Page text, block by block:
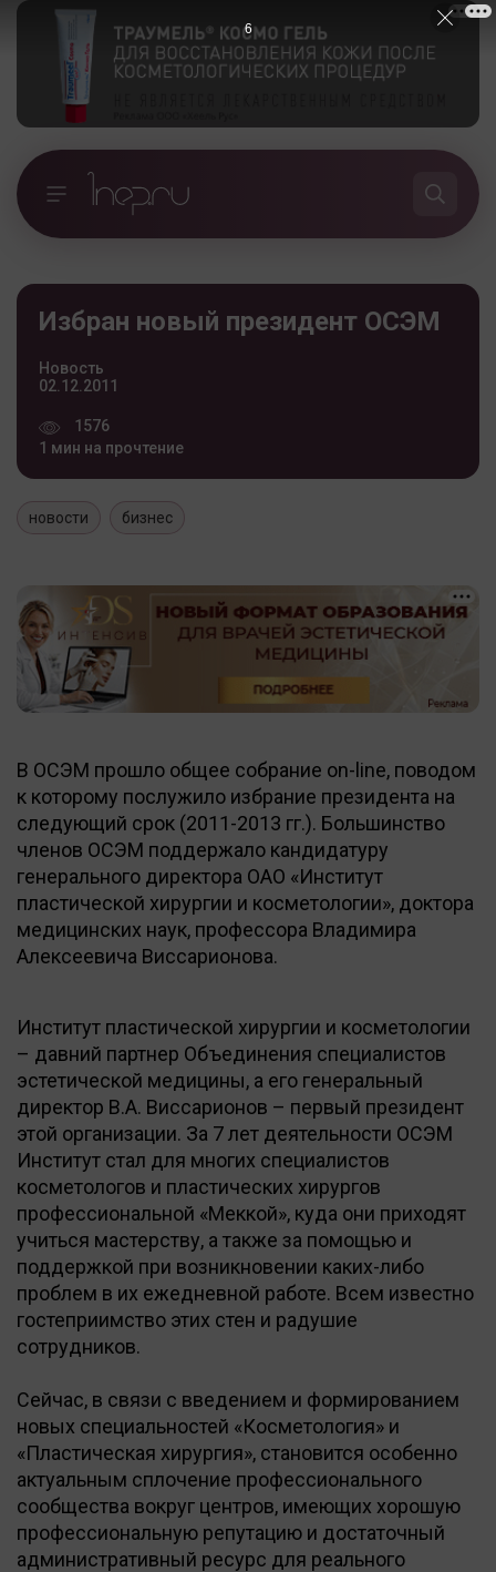
Избран новый президент ОСЭМ
Новость
02.12.2011
1576
1 мин на прочтение
новости бизнес
В ОСЭМ прошло общее собрание on-line, поводом
к которому послужило избрание президента на
следующий срок (2011-2013 гг.). Большинство
членов ОСЭМ поддержало кандидатуру
генерального директора ОАО «Институт
пластической хирургии и косметологии», доктора
медицинских наук, профессора Владимира
Алексеевича Виссарионова.
Институт пластической хирургии и косметологии
– давний партнер Объединения специалистов
эстетической медицины, а его генеральный
директор В.А. Виссарионов – первый президент
этой организации. За 7 лет деятельности ОСЭМ
Институт стал для многих специалистов
косметологов и пластических хирургов
профессиональной «Меккой», куда они приходят
учиться мастерству, а также за помощью и
поддержкой при возникновении каких-либо
проблем в их ежедневной работе. Всем известно
гостеприимство этих стен и радушие
сотрудников.
Сейчас, в связи с введением и формированием
новых специальностей «Косметология» и
«Пластическая хирургия», становится особенно
актуальным сплочение профессионального
сообщества вокруг центров, имеющих хорошую
профессиональную репутацию и достаточный
административный ресурс для реального
5